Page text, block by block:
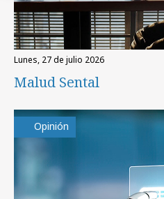
lunes, 27 de julio 2026
Malud Sental
Opinión